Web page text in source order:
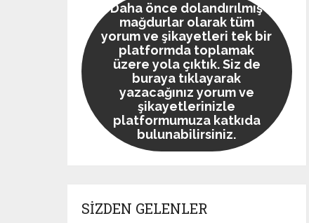
Daha önce dolandırılmış
mağdurlar olarak tüm
yorum ve şikayetleri tek bir
platformda toplamak
üzere yola çıktık. Siz de
buraya tıklayarak
yazacağınız yorum ve
şikayetlerinizle
platformumuza katkıda
bulunabilirsiniz.
SİZDEN GELENLER